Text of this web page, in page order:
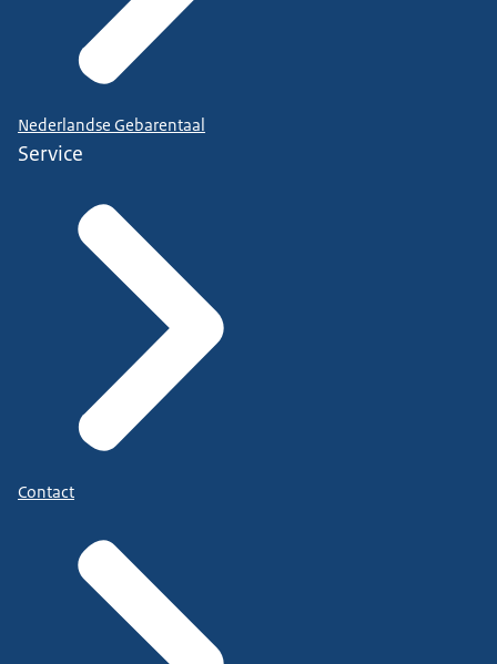
Nederlandse Gebarentaal
Service
Contact